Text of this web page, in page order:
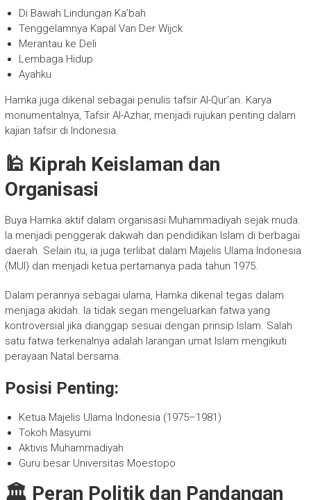
Di Bawah Lindungan Ka’bah
Tenggelamnya Kapal Van Der Wijck
Merantau ke Deli
Lembaga Hidup
Ayahku
Hamka juga dikenal sebagai penulis tafsir Al-Qur’an. Karya
monumentalnya, Tafsir Al-Azhar, menjadi rujukan penting dalam
kajian tafsir di Indonesia.
🕌 Kiprah Keislaman dan
Organisasi
Buya Hamka aktif dalam organisasi Muhammadiyah sejak muda.
Ia menjadi penggerak dakwah dan pendidikan Islam di berbagai
daerah. Selain itu, ia juga terlibat dalam Majelis Ulama Indonesia
(MUI) dan menjadi ketua pertamanya pada tahun 1975.
Dalam perannya sebagai ulama, Hamka dikenal tegas dalam
menjaga akidah. Ia tidak segan mengeluarkan fatwa yang
kontroversial jika dianggap sesuai dengan prinsip Islam. Salah
satu fatwa terkenalnya adalah larangan umat Islam mengikuti
perayaan Natal bersama.
Posisi Penting:
Ketua Majelis Ulama Indonesia (1975–1981)
Tokoh Masyumi
Aktivis Muhammadiyah
Guru besar Universitas Moestopo
🏛️ Peran Politik dan Pandangan